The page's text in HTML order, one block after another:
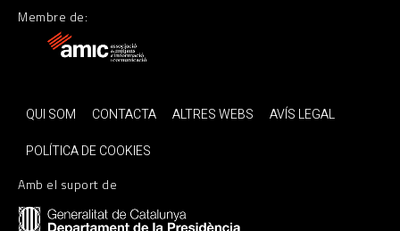
Membre de:
QUI SOM CONTACTA ALTRES WEBS
AVÍS LEGAL
POLÍTICA DE COOKIES
Amb el suport de